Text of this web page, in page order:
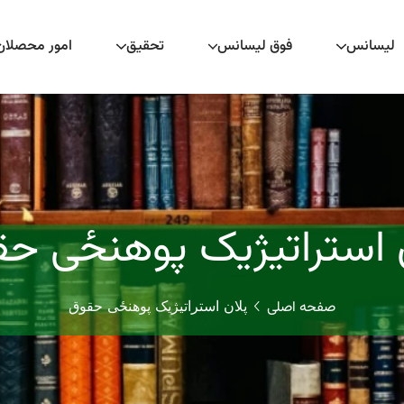
لیسانس فوق لیسانس تحقیق امور
استراتیژیک پوهنځی
صفحه اصلی پلان استراتیژیک پوهنځی حقوق